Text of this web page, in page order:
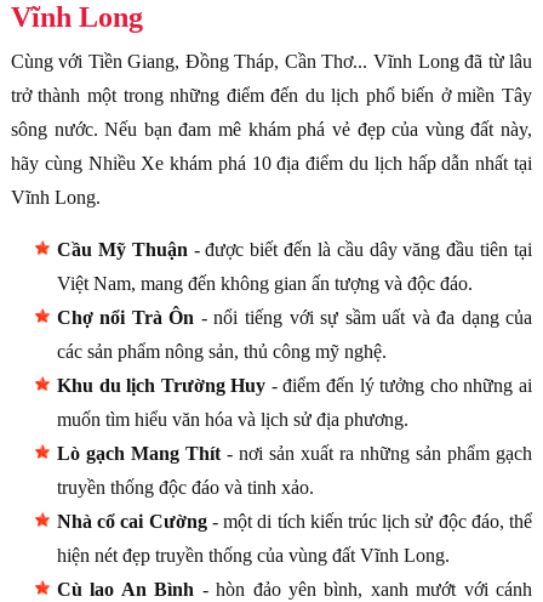
Vĩnh Long
Cùng với Tiền Giang, Đồng Tháp, Cần Thơ... Vĩnh Long đã từ lâu
trở thành một trong những điểm đến du lịch phổ biến ở miền Tây
sông nước. Nếu bạn đam mê khám phá vẻ đẹp của vùng đất này,
hãy cùng Nhiều Xe khám phá 10 địa điểm du lịch hấp dẫn nhất tại
Vĩnh Long.
Cầu Mỹ Thuận- được biết đến là cầu dây văng đầu tiên tại
Việt Nam, mang đến không gian ấn tượng và độc đáo.
Chợ nổi Trà Ôn - nổi tiếng với sự sầm uất và đa dạng của
các sản phẩm nông sản, thủ công mỹ nghệ.
Khu du lịch Trường Huy - điểm đến lý tưởng cho những ai
muốn tìm hiểu văn hóa và lịch sử địa phương.
Lò gạch Mang Thít- nơi sản xuất ra những sản phẩm gạch
truyền thống độc đáo và tinh xảo.
Nhà cổ cai Cường- một di tích kiến trúc lịch sử độc đáo, thể
hiện nét đẹp truyền thống của vùng đất Vĩnh Long.
Cù lao An Bình - hòn đảo yên bình, xanh mướt với cánh